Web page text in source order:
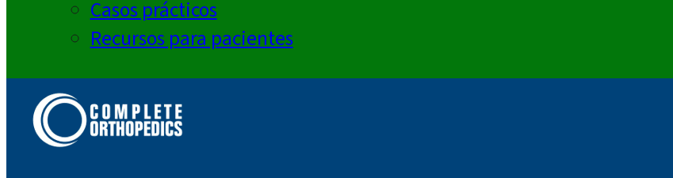
Casos prácticos
Recursos para pacientes